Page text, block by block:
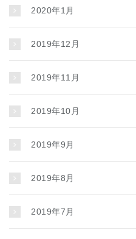
2020年1月
2019年12月
2019年11月
2019年10月
2019年9月
2019年8月
2019年7月